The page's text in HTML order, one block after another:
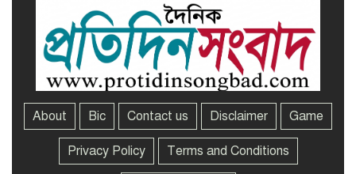
About Bic Contact us Disclaimer Game
Privacy Policy Terms and Conditions